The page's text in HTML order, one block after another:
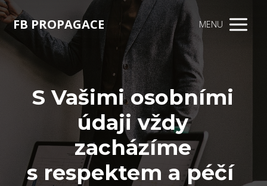
FB PROPAGACE MENU
S Vašimi osobními
údaji vždy
zacházíme
s respektem a péčí